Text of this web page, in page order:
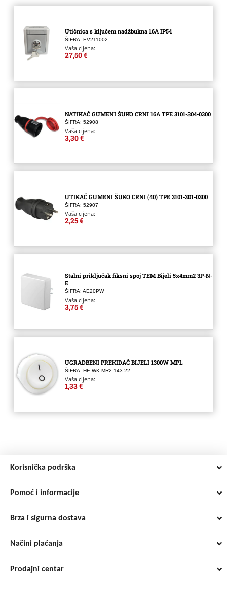
Utičnica s ključem nadžbukna 16A IP54
ŠIFRA: EV211002
Vaša cijena:
27,50 €
NATIKAČ GUMENI ŠUKO CRNI 16A TPE 3101-304-0300
ŠIFRA: 52908
Vaša cijena:
3,30 €
UTIKAČ GUMENI ŠUKO CRNI (40) TPE 3101-301-0300
ŠIFRA: 52907
Vaša cijena:
2,25 €
Stalni priključak fiksni spoj TEM Bijeli 5x4mm2 3P-N-
E
ŠIFRA: AE20PW
Vaša cijena:
3,75 €
UGRADBENI PREKIDAČ BIJELI 1300W MPL
ŠIFRA: HE-WK-MR2-143 22
Vaša cijena:
1,33 €
Korisnička podrška
Pomoć i informacije
Brza i sigurna dostava
Načini plaćanja
Prodajni centar